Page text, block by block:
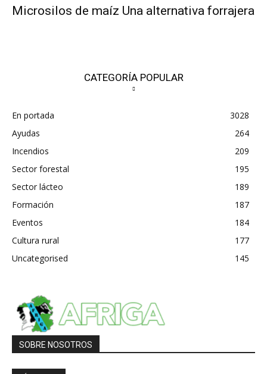
Microsilos de maíz Una alternativa forrajera
CATEGORÍA POPULAR
En portada
3028
Ayudas
264
Incendios
209
Sector forestal
195
Sector lácteo
189
Formación
187
Eventos
184
Cultura rural
177
Uncategorised
145
SOBRE NOSOTROS